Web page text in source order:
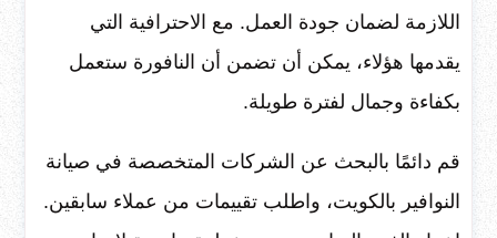
اللازمة لضمان جودة العمل. مع الاحترافية التي
يقدمها هؤلاء، يمكن أن تضمن أن النافورة ستعمل
بكفاءة وجمال لفترة طويلة.
قم دائمًا بالبحث عن الشركات المتخصصة في صيانة
النوافير بالكويت، واطلب تقييمات من عملاء سابقين.